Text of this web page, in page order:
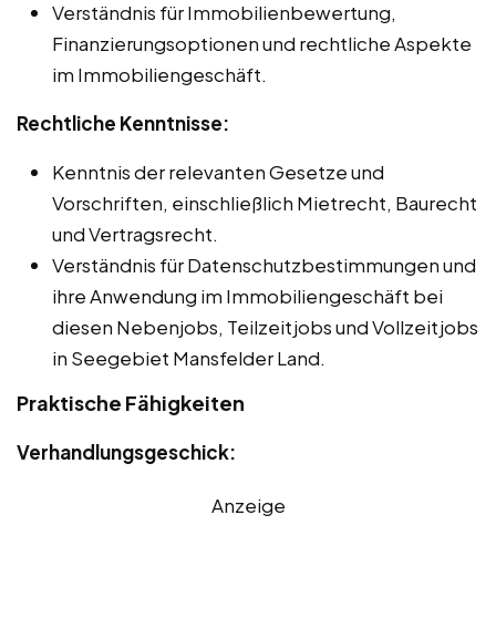
Verständnis für Immobilienbewertung,
Finanzierungsoptionen und rechtliche Aspekte
im Immobiliengeschäft.
Rechtliche Kenntnisse:
Kenntnis der relevanten Gesetze und
Vorschriften, einschließlich Mietrecht, Baurecht
und Vertragsrecht.
Verständnis für Datenschutzbestimmungen und
ihre Anwendung im Immobiliengeschäft bei
diesen Nebenjobs, Teilzeitjobs und Vollzeitjobs
in Seegebiet Mansfelder Land.
Praktische Fähigkeiten
Verhandlungsgeschick:
Anzeige